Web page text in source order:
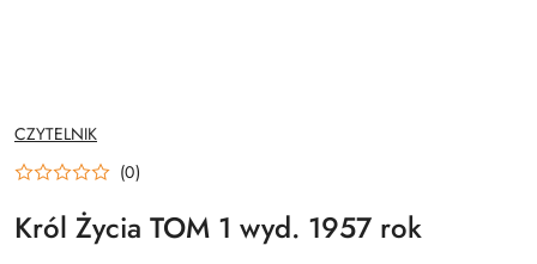
NAZWA
PRODUCENTA:
CZYTELNIK
(0)
Król Życia TOM 1 wyd. 1957 rok